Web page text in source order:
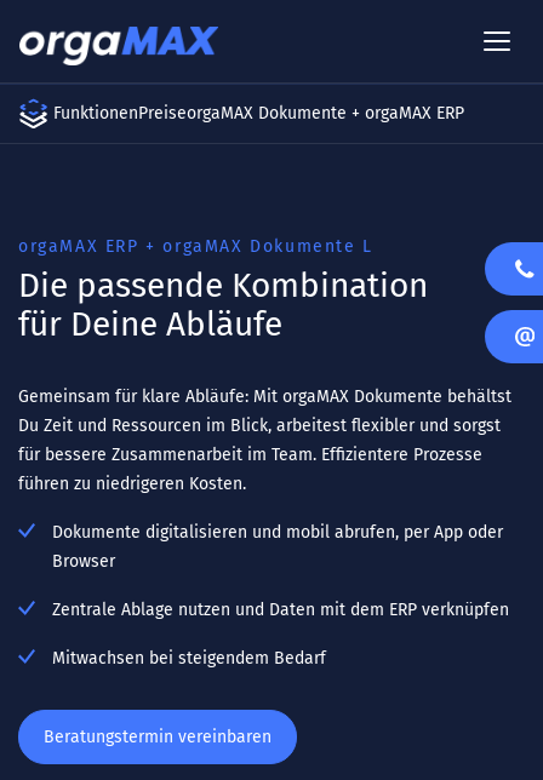
FunktionenPreiseorgaMAX Dokumente + orgaMAX ERP
orgaMAX ERP + orgaMAX Dokumente L
Die passende Kombination
für Deine Abläufe
Gemeinsam für klare Abläufe: Mit orgaMAX Dokumente behältst
Du Zeit und Ressourcen im Blick, arbeitest flexibler und sorgst
für bessere Zusammenarbeit im Team. Effizientere Prozesse
führen zu niedrigeren Kosten.
Dokumente digitalisieren und mobil abrufen, per App oder
Browser
Zentrale Ablage nutzen und Daten mit dem ERP verknüpfen
Mitwachsen bei steigendem Bedarf
Beratungstermin vereinbaren